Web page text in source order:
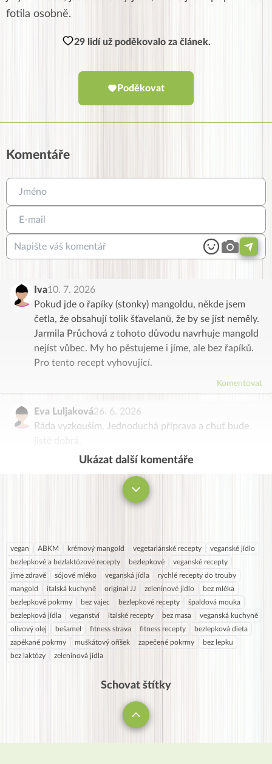
fotila osobně.
29 lidí už poděkovalo za článek.
Poděkovat
Komentáře
Iva10. 7. 2026
Pokud jde o řapíky (stonky) mangoldu, někde jsem
četla, že obsahují tolik šťavelanů, že by se jíst neměly.
Jarmila Průchová z tohoto důvodu navrhuje mangold
nejíst vůbec. My ho pěstujeme i jíme, ale bez řapíků.
Pro tento recept vyhovující.
Komentovat
Eva Luljaková26. 6. 2026
Ráda vyzkouším. Jednoduchá příprava a chuť bude
Ukázat další komentáře
vegan ABKM krémový mangold vegetariánské recepty
veganské jídlo
bezlepkové a bezlaktózové recepty
bezlepkové
veganské recepty
jíme zdravě
sójové mléko veganská jídla
rychlé recepty do trouby
mangold
italská kuchyně original JJ zeleninové jídlo
bez mléka
bezlepkové pokrmy
bez vajec bezlepkové recepty
špaldová mouka
bezlepková jídla
veganství italské recepty bez masa
veganská kuchyně
olivový olej
bešamel fitness strava fitness recepty
bezlepková dieta
zapékané pokrmy
muškátový oříšek zapečené pokrmy
bez lepku
bez laktózy
zeleninová jídla
Schovat štítky